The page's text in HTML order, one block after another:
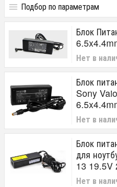
Подбор по параметрам
Сила тока(А)
1.9A
2.0A
3A
3.9A
4A
4.1A
4.7А
7.7A
Разъём
Блок
Нет в
Блок
Sony
Нет в
Блок
для
13 19.5V
Нет в